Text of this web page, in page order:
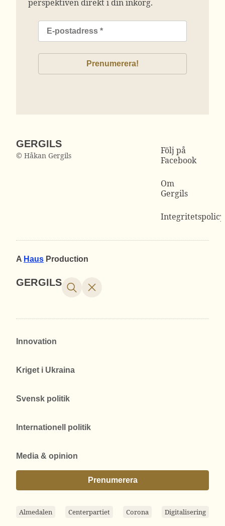
perspektiven direkt i din inkorg.
GERGILS
© Håkan Gergils
Följ på
Facebook
Om
Gergils
Integritetspolicy
A Haus Production
GERGILS
Innovation
Kriget i Ukraina
Svensk politik
Internationell politik
Media & opinion
Prenumerera
Almedalen Centerpartiet Corona Digitalisering